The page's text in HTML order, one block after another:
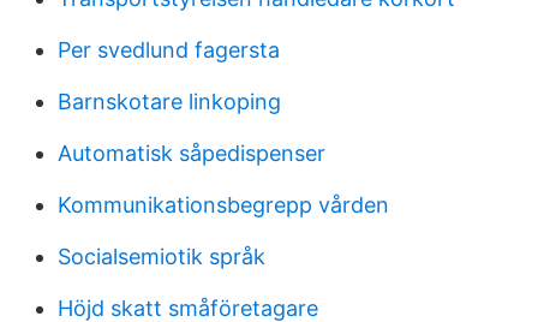
Per svedlund fagersta
Barnskotare linkoping
Automatisk såpedispenser
Kommunikationsbegrepp vården
Socialsemiotik språk
Höjd skatt småföretagare